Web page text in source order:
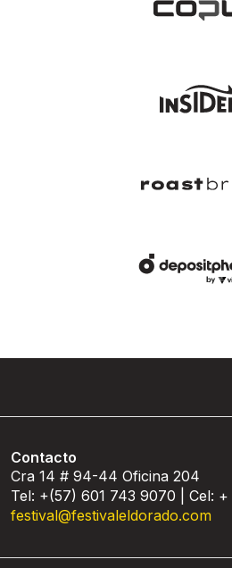
Contacto
Cra 14 # 94-44 Oficina 204
Tel: +(57) 601 743 9070 | Cel:
festival@festivaleldorado.com